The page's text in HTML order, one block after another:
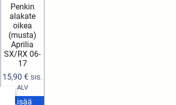
Penkin
alakate
oikea
(musta)
Aprilia
SX/RX 06-
17
15,90€ SIS.
ALV
Lisää